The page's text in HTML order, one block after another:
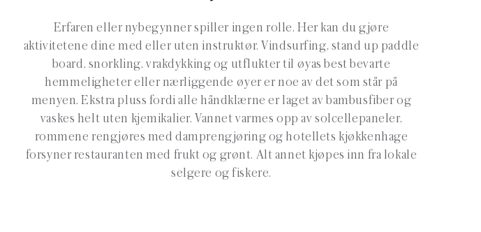
Erfaren eller nybegynner spiller ingen rolle. Her kan du gjøre
aktivitetene dine med eller uten instruktør. Vindsurfing, stand up paddle
board, snorkling, vrakdykking og utflukter til øyas best bevarte
hemmeligheter eller nærliggende øyer er noe av det som står på
menyen. Ekstra pluss fordi alle håndklærne er laget av bambusfiber og
vaskes helt uten kjemikalier. Vannet varmes opp av solcellepaneler,
rommene rengjøres med damprengjøring og hotellets kjøkkenhage
forsyner restauranten med frukt og grønt. Alt annet kjøpes inn fra lokale
selgere og fiskere.